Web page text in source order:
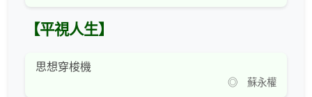
【平視人生】
思想穿梭機
◎ 蘇永權